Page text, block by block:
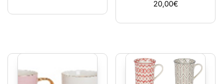
20,00€